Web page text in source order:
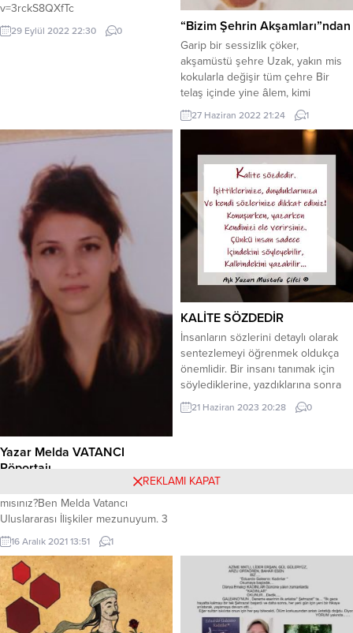
v=3rckS8QXfTc
29 Eylül 2022 22:30 0 “Bizim Şehrin Akşamları”ndan
Garip bir sessizlik çöker,
akşamüstü şehre Uzak, yakın mis
kokularla değişir tüm çehre Bir
telaş içinde yine âlem, kimi
sağa,kimi sola Çıkmış çoluk, çocuk;
kim gelir diye bakar yola Mahyalar
şakır, diller sessiz, eller dualarda
Sığırcıklar her akşamüstü yine
semalarda Kuşların dilini bilmem ki,
bence bu bir tören Semazen
edasında...
27 Haziran 2022 21:24 1
Yazar Melda VATANCI
Röportajı
B.F. Bize kısaca kendinizi tanıtır
mısınız?Ben Melda Vatancı
Uluslararası İlişkiler mezunuyum. 3
yıl İngiltere’de yaşadım. Renksiz
Dünya Hikayesi adlı kitabın
yazarıyım. B.F. Yazmaya nasıl
başladığınızdan ve ne kadar
zamandır yazdığınızdan bahseder
misiniz biraz? Lisede bir şeyler
yazmaya başladım. Lise 2 ye
16 Aralık 2021 13:51 1
KALİTE SÖZDEDİR
İnsanların sözlerini detaylı olarak
sentezlemeyi öğrenmek oldukça
önemlidir. Bir insanı tanımak için
söylediklerine, yazdıklarına sonra
yaptıklarına bakmak lazım. Bütün
bunlar birbirine denk mi? Yoksa
Kötü, kaba sözlerin sahibi de kötü-
21 Haziran 2023 20:28 0
REKLAMI KAPAT